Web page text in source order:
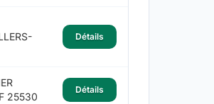
Détails
25530
Détails